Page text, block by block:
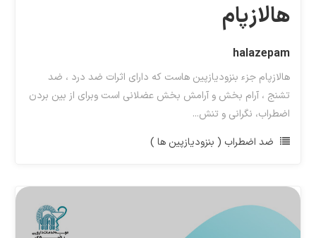
هالازپام
halazepam
هالازپام جزء بنزودیازپین‌ هاست که دارای اثرات ضد درد ، ضد
تشنج ، آرام بخش و آرامش بخش عضلانی است وبرای از بین بردن
اضطراب، نگرانی و تنش...
ضد اضطراب ( بنزودیازپین ها )